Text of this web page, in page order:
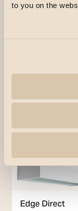
to you on the
Använda
Edge Direct